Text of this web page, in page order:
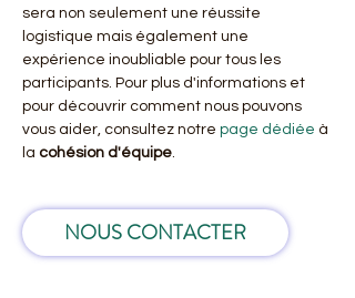
sera non seulement une réussite
logistique mais également une
expérience inoubliable pour tous les
participants. Pour plus d'informations et
pour découvrir comment nous pouvons
vous aider, consultez notre page dédiée à
la cohésion d'équipe.
NOUS CONTACTER